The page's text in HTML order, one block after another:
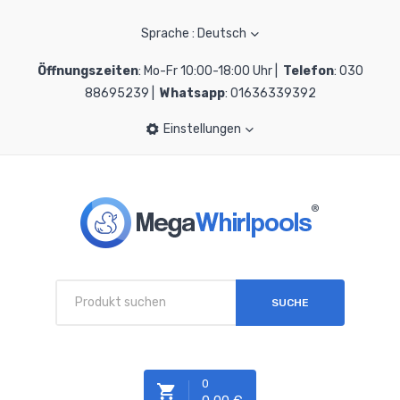
Sprache : Deutsch
Öffnungszeiten: Mo-Fr 10:00-18:00 Uhr | Telefon: 030
88695239 | Whatsapp: 01636339392
Einstellungen
SUCHE
0